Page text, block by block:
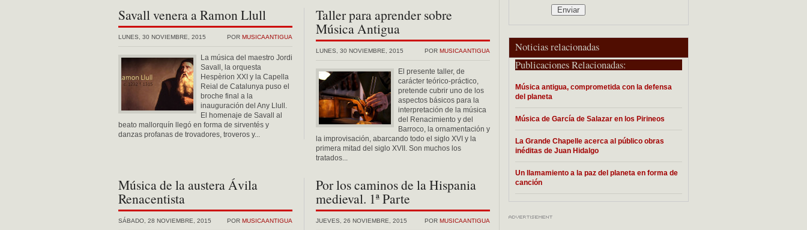
Noticias relacionadas
Publicaciones Relacionadas:
Música antigua, comprometida con la defensa
del planeta
Música de García de Salazar en los Pirineos
La Grande Chapelle acerca al público obras
inéditas de Juan Hidalgo
Un llamamiento a la paz del planeta en forma de
canción
Savall venera a Ramon Llull
POR MUSICAANTIGUA
LUNES, 30 NOVIEMBRE, 2015
La música del maestro Jordi
Savall, la orquesta
Hespèrion XXI y la Capella
Reial de Catalunya puso el
broche final a la
inauguración del Any Llull.
El homenaje de Savall al
beato mallorquín llegó en forma de sirventés y
danzas profanas de trovadores, troveros y...
Taller para aprender sobre
Música Antigua
POR MUSICAANTIGUA
LUNES, 30 NOVIEMBRE, 2015
El presente taller, de
carácter teórico-práctico,
pretende cubrir uno de los
aspectos básicos para la
interpretación de la música
del Renacimiento y del
Barroco, la ornamentación y
la improvisación, abarcando todo el siglo XVI y la
primera mitad del siglo XVII. Son muchos los
tratados...
Música de la austera Ávila
Renacentista
POR MUSICAANTIGUA
SÁBADO, 28 NOVIEMBRE, 2015
Por los caminos de la Hispania
medieval. 1ª Parte
POR MUSICAANTIGUA
JUEVES, 26 NOVIEMBRE, 2015